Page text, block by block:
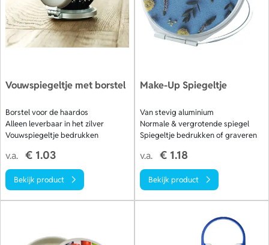
Vouwspiegeltje met borstel
Borstel voor de haardos
Alleen leverbaar in het zilver
Vouwspiegeltje bedrukken
v.a. € 1.03
Bekijk product
Make-Up Spiegeltje
Van stevig aluminium
Normale & vergrotende spiegel
Spiegeltje bedrukken of graveren
v.a. € 1.18
Bekijk product